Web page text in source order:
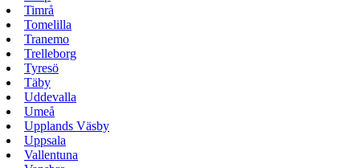
Timrå
Tomelilla
Tranemo
Trelleborg
Tyresö
Täby
Uddevalla
Umeå
Upplands Väsby
Uppsala
Vallentuna